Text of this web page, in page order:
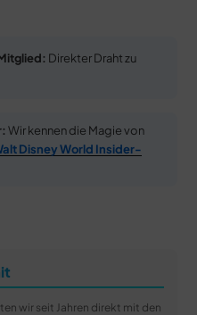
Direkter Draht zu
Wir kennen die Magie von
Disney World Insider-
wir seit Jahren direkt mit den